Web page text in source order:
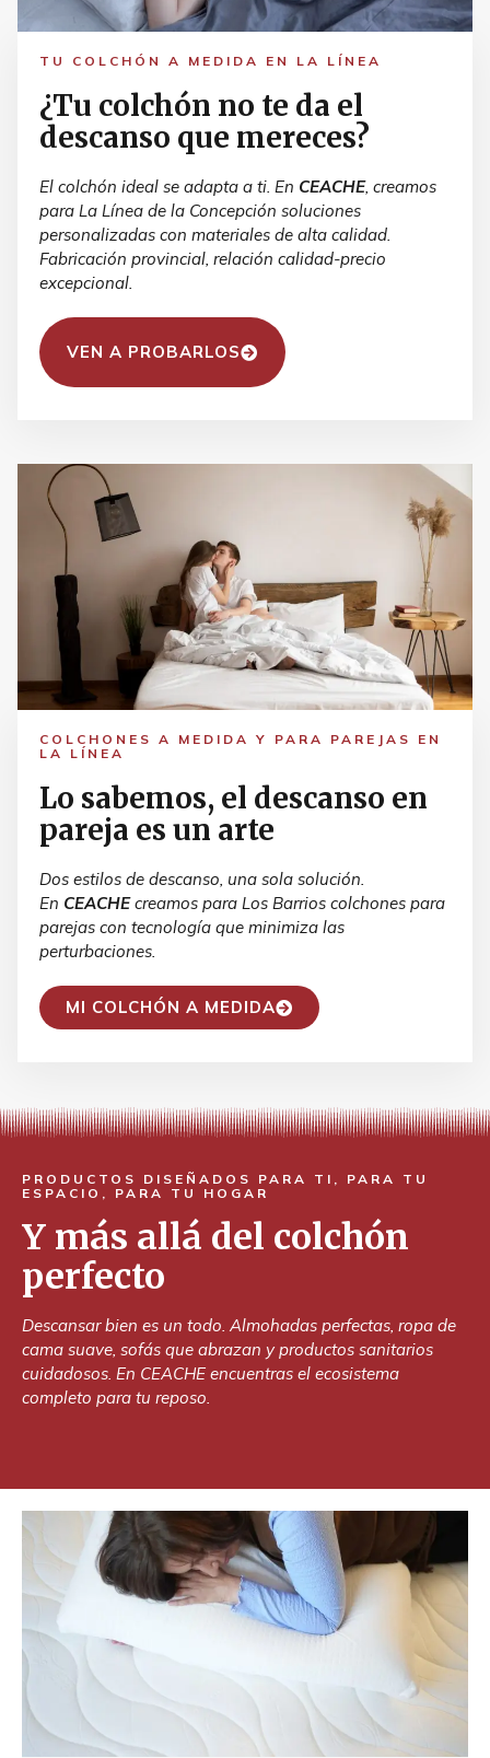
TU COLCHÓN A MEDIDA EN LA LÍNEA
¿Tu colchón no te da el
descanso que mereces?
El colchón ideal se adapta a ti. En CEACHE, creamos
para La Línea de la Concepción soluciones
personalizadas con materiales de alta calidad.
Fabricación provincial, relación calidad-precio
excepcional.
VEN A PROBARLOS
COLCHONES A MEDIDA Y PARA PAREJAS EN
LA LÍNEA
Lo sabemos, el descanso en
pareja es un arte
Dos estilos de descanso, una sola solución.
En CEACHEcreamos para Los Barrios colchones para
parejas con tecnología que minimiza las
perturbaciones.
MI COLCHÓN A MEDIDA
PRODUCTOS DISEÑADOS PARA TI, PARA TU
ESPACIO, PARA TU HOGAR
Y más allá del colchón
perfecto
Descansar bien es un todo. Almohadas perfectas, ropa de
cama suave, sofás que abrazan y productos sanitarios
cuidadosos. En CEACHE encuentras el ecosistema
completo para tu reposo.